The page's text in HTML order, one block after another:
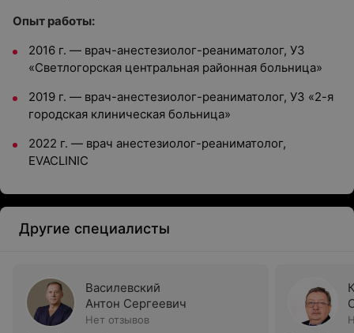
Опыт работы:
2016 г. — врач-анестезиолог-реаниматолог, УЗ
«Светлогорская центральная районная больница»
2019 г. — врач-анестезиолог-реаниматолог, УЗ «2-я
городская клиническая больница»
2022 г. — врач анестезиолог-реаниматолог,
EVACLINIC
Другие специалисты
Василевский
Антон Сергеевич
Нет отзывов